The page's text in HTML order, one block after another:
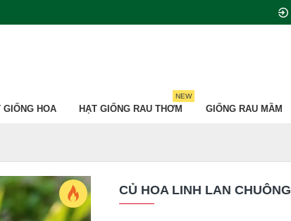
GIỐNG HOA HẠT GIỐNG RAU THƠM
NEW
GIỐNG RAU MẦM
CỦ HOA LINH LAN CHUÔNG